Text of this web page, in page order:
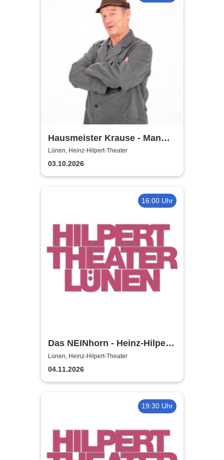
Hausmeister Krause - Man
lebt nur zweimal
Lünen, Heinz-Hilpert-Theater
03.10.2026
16:00 Uhr
Das NEINhorn - Heinz-Hilpert-
Theater
Lünen, Heinz-Hilpert-Theater
04.11.2026
19:30 Uhr